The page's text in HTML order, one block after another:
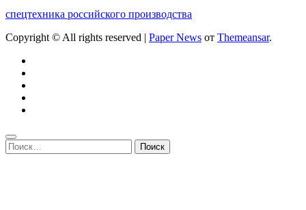
спецтехника российского производства
Copyright © All rights reserved | Paper News от Themeansar.
Найти: